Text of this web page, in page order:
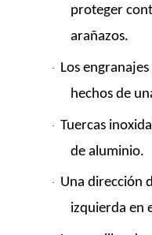
proteger
arañazos.
· Los
hechos de
· Tuercas
de aluminio.
· Una dirección
izquierda en